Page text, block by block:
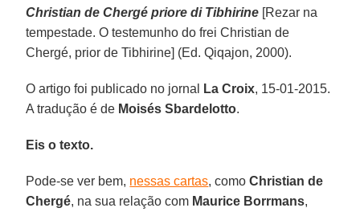
Christian de Chergé priore di Tibhirine [Rezar na
tempestade. O testemunho do frei Christian de
Chergé, prior de Tibhirine] (Ed. Qiqajon, 2000).
O artigo foi publicado no jornal La Croix, 15-01-2015.
A tradução é de Moisés Sbardelotto.
Eis o texto.
Pode-se ver bem, nessas cartas, comoChristian de
Chergé, na sua relação com Maurice Borrmans,